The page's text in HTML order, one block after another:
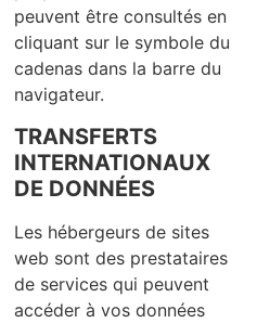
peuvent être consultés en
cliquant sur le symbole du
cadenas dans la barre du
navigateur.
TRANSFERTS
INTERNATIONAUX
DE DONNÉES
Les hébergeurs de sites
web sont des prestataires
de services qui peuvent
accéder à vos données